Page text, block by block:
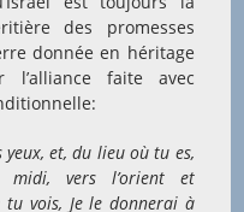
des promesses
donnée en héritage
l’alliance faite avec
yeux, et, du lieu où tu es,
vers l’orient et
tu vois, Je le donnerai à